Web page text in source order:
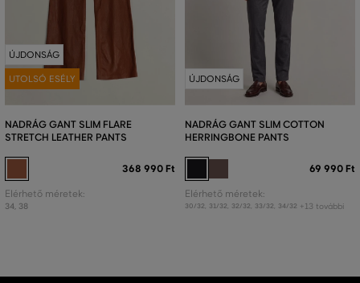
ÚJDONSÁG
UTOLSÓ ESÉLY
NADRÁG GANT SLIM FLARE
STRETCH LEATHER PANTS
368 990 Ft
Elérhető méretek:
34, 38
ÚJDONSÁG
NADRÁG GANT SLIM COTTON
HERRINGBONE PANTS
69 990 Ft
Elérhető méretek:
30/32 31/32 32/32 33/32 34/32 +13 további